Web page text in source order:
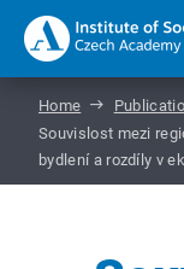
Home
Souvislost mezi
bydlení a rozdíly v